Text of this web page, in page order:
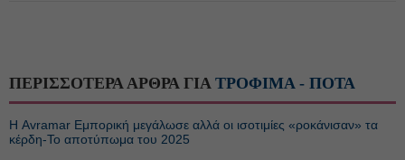
ΠΕΡΙΣΣΟΤΕΡΑ ΑΡΘΡΑ ΓΙΑ ΤΡΟΦΙΜΑ - ΠΟΤΑ
Η Avramar Εμπορική μεγάλωσε αλλά οι ισοτιμίες «ροκάνισαν» τα
κέρδη-Το αποτύπωμα του 2025